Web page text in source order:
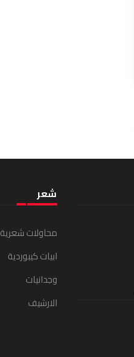
شعر
محاولات شعرية
ابيات كيبوردية
وجدانيات
الارشيف